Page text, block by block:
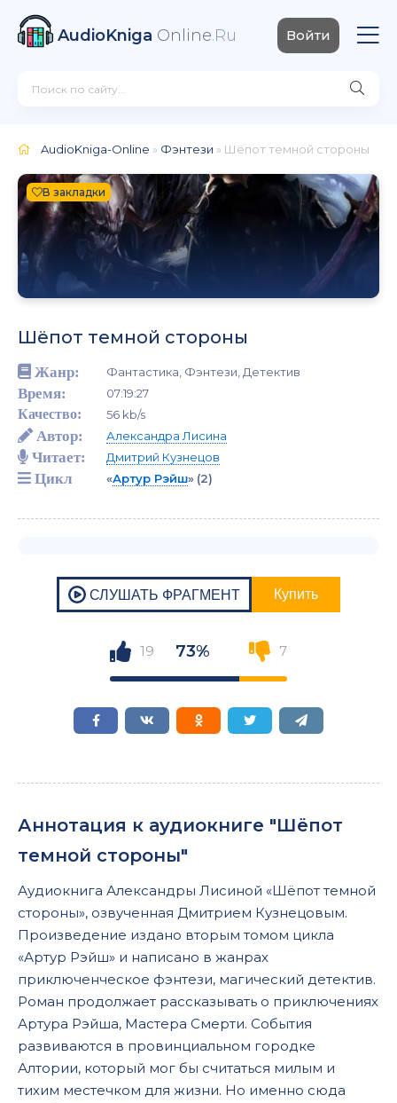
AudioKniga Online.Ru Войти
AudioKniga-Online » Фэнтези » Шёпот темной стороны
В закладки
Шёпот темной стороны
Жанр: Фантастика, Фэнтези, Детектив
Время:
07:19:27
Качество:
56 kb/s
Автор: Александра Лисина
Читает: Дмитрий Кузнецов
Цикл «Артур Рэйш» (2)
19 73% 7
Аннотация к аудиокниге "Шёпот
темной стороны"
Аудиокнига Александры Лисиной «Шёпот темной
стороны», озвученная Дмитрием Кузнецовым.
Произведение издано вторым томом цикла
«Артур Рэйш» и написано в жанрах
приключенческое фэнтези, магический детектив.
Роман продолжает рассказывать о приключениях
Артура Рэйша, Мастера Смерти. События
развиваются в провинциальном городке
Алтории, который мог бы считаться милым и
тихим местечком для жизни. Но именно сюда